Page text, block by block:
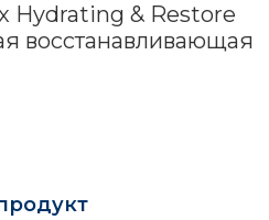
Hydrating & Restore
восстанавливающая